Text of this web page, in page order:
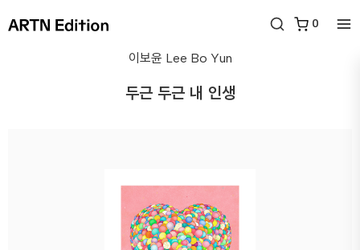
0
이보윤 Lee Bo Yun
두근 두근 내 인생